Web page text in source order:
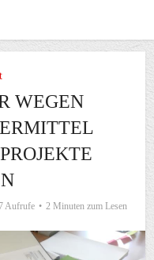
WEGEN
Aufrufe 2 Minuten zum Lesen